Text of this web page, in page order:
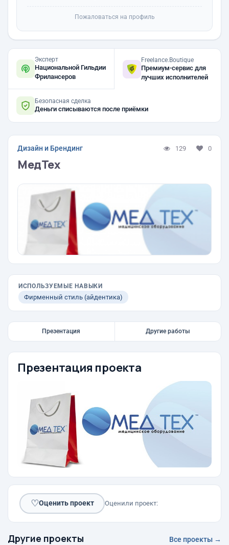
Пожаловаться на профиль
Эксперт
Национальной Гильдии
Фрилансеров
Freelance.Boutique
Премиум-сервис для
лучших исполнителей
Безопасная сделка
Деньги списываются после приёмки
Дизайн и Брендинг 129 0
МедТех
ИСПОЛЬЗУЕМЫЕ НАВЫКИ
Фирменный стиль (айдентика)
Презентация Другие работы
Презентация проекта
♡Оценить проект Оценили проект:
Другие проекты Все проекты →